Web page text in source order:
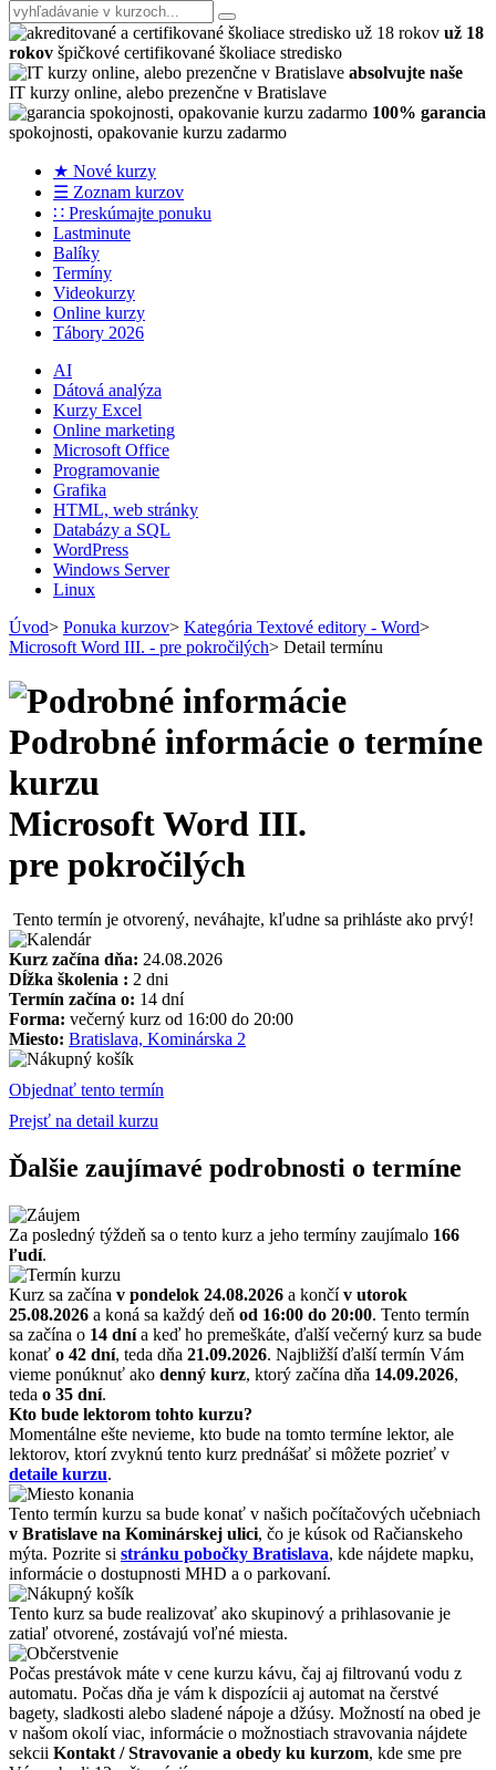
už 18
rokov špičkové certifikované školiace stredisko
absolvujte naše
IT kurzy online, alebo prezenčne v Bratislave
100% garancia
spokojnosti, opakovanie kurzu zadarmo
★ Nové kurzy
☰ Zoznam kurzov
∷ Preskúmajte ponuku
Lastminute
Balíky
Termíny
Videokurzy
Online kurzy
Tábory 2026
AI
Dátová analýza
Kurzy Excel
Online marketing
Microsoft Office
Programovanie
Grafika
HTML, web stránky
Databázy a SQL
WordPress
Windows Server
Linux
Úvod> Ponuka kurzov> Kategória Textové editory - Word>
Microsoft Word III. - pre pokročilých> Detail termínu
Podrobné informácie o termíne
kurzu
Microsoft Word III.
pre pokročilých
Tento termín je otvorený, neváhajte, kľudne sa prihláste ako prvý!
Kurz začína dňa: 24.08.2026
Dĺžka školenia : 2 dni
Termín začína o: 14 dní
Forma: večerný kurz od 16:00 do 20:00
Miesto: Bratislava, Kominárska 2
Objednať tento termín
Prejsť na detail kurzu
Ďalšie zaujímavé podrobnosti o termíne
Za posledný týždeň sa o tento kurz a jeho termíny zaujímalo 166
ľudí.
Kurz sa začína v pondelok 24.08.2026 a končív utorok
25.08.2026 a koná sa každý deň od 16:00 do 20:00. Tento termín
sa začína o 14 dnía keď ho premeškáte, ďalší večerný kurz sa bude
konať o 42 dní, teda dňa 21.09.2026. Najbližší ďalší termín Vám
vieme ponúknuť ako denný kurz, ktorý začína dňa 14.09.2026,
teda o 35 dní.
Kto bude lektorom tohto kurzu?
Momentálne ešte nevieme, kto bude na tomto termíne lektor, ale
lektorov, ktorí zvyknú tento kurz prednášať si môžete pozrieť v
detaile kurzu.
Tento termín kurzu sa bude konať v našich počítačových učebniach
v Bratislave na Kominárskej ulici, čo je kúsok od Račianskeho
mýta. Pozrite si stránku pobočky Bratislava, kde nájdete mapku,
informácie o dostupnosti MHD a o parkovaní.
Tento kurz sa bude realizovať ako skupinový a prihlasovanie je
zatiaľ otvorené, zostávajú voľné miesta.
Počas prestávok máte v cene kurzu kávu, čaj aj filtrovanú vodu z
automatu. Počas dňa je vám k dispozícii aj automat na čerstvé
bagety, sladkosti alebo sladené nápoje a džúsy. Možností na obed je
v našom okolí viac, informácie o možnostiach stravovania nájdete
sekcii Kontakt / Stravovanie a obedy ku kurzom, kde sme pre